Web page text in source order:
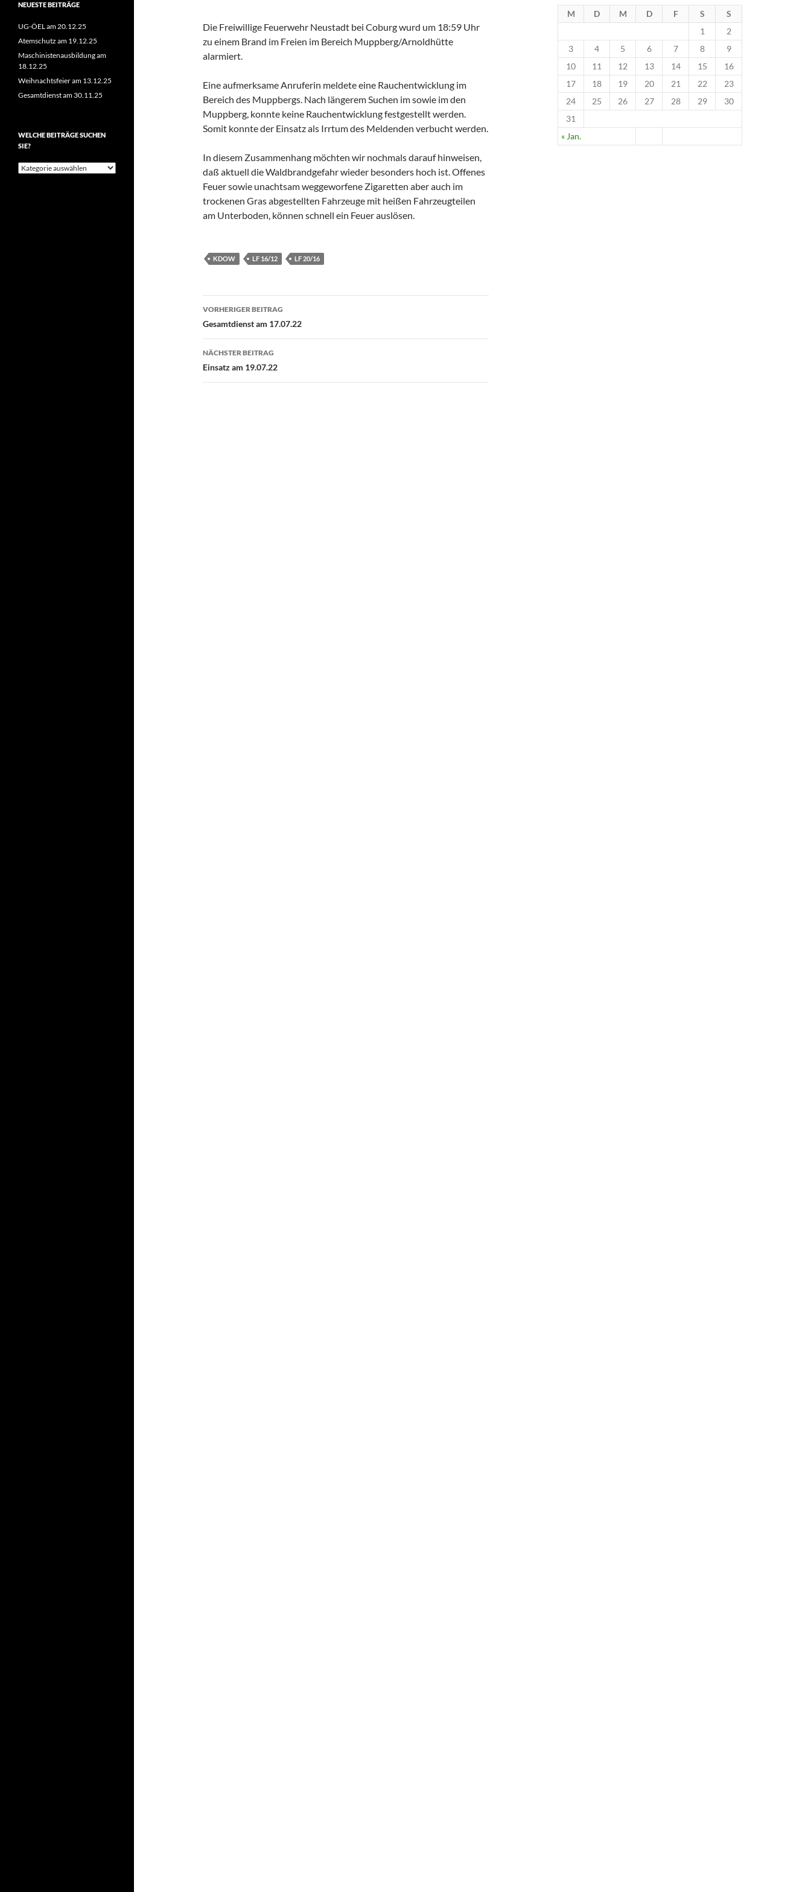
Die Freiwillige Feuerwehr Neustadt bei Coburg wurd um 18:59 Uhr
zu einem Brand im Freien im Bereich Muppberg/Arnoldhütte
alarmiert.
Eine aufmerksame Anruferin meldete eine Rauchentwicklung im
Bereich des Muppbergs. Nach längerem Suchen im sowie im den
Muppberg, konnte keine Rauchentwicklung festgestellt werden.
Somit konnte der Einsatz als Irrtum des Meldenden verbucht werden.
In diesem Zusammenhang möchten wir nochmals darauf hinweisen,
daß aktuell die Waldbrandgefahr wieder besonders hoch ist. Offenes
Feuer sowie unachtsam weggeworfene Zigaretten aber auch im
trockenen Gras abgestellten Fahrzeuge mit heißen Fahrzeugteilen
am Unterboden, können schnell ein Feuer auslösen.
KDOW LF 16/12 LF 20/16
Beitragsnavigation
VORHERIGER BEITRAG
Gesamtdienst am 17.07.22
NÄCHSTER BEITRAG
Einsatz am 19.07.22
M D M D F S S
« Jan.
1
2
3
4 5 6 7 8
9
10
11 12 13 14 15
16
17
18 19 20 21 22
23
24
25 26 27 28 29
30
31
NEUESTE BEITRÄGE
UG-ÖEL am 20.12.25
Atemschutz am 19.12.25
Maschinistenausbildung am
18.12.25
Weihnachtsfeier am 13.12.25
Gesamtdienst am 30.11.25
WELCHE BEITRÄGE SUCHEN
SIE?
Welche